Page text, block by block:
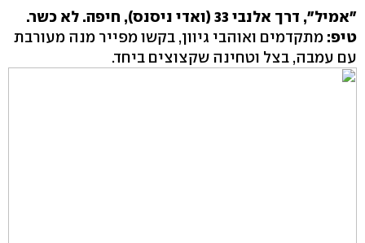
"אמיל", דרך אלנבי 33 (ואדי ניסנס), חיפה.
לא כשר.
טיפ: מתקדמים ואוהבי גיוון, בקשו מפייר מנה מעורבת
עם עמבה, בצל וטחינה שקצוצים ביחד.